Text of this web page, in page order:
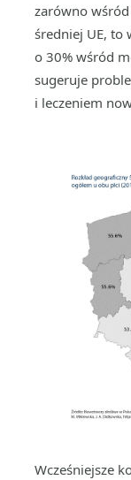
zarówno wśród
średniej UE, to
o 30% wśród
sugeruje
i leczeniem
Wcześniejsze